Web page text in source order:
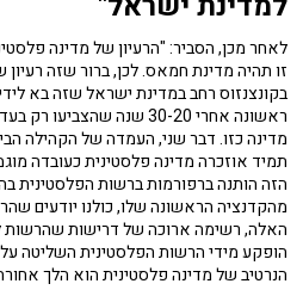
לאחר מכן, הסביר: "הרעיון של מדינה
זו תהיה מדינת חמאס. לכן, ברור שזה
בקונצנזוס רחב במדינת ישראל שזה בא
ראשונה אחרי 30-20 שנה
מדינה כזו. דבר שני, העמדה של הקהילה
תמיד אוזכרה מדינה פלסטינית כעובדה
הזה הותנה ברפורמות ברשות הפלסטינית
מהקדנציה הראשונה שלו, כולנו יודעים
האלה, רשימה ארוכה של דרישות שהרשות
הופקע מידי הרשות הפלסטינית השליטה
הנרטיב של מדינה פלסטינית הוא הלך